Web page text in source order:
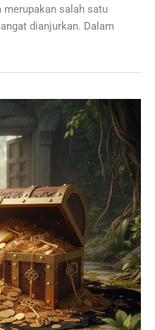
salah satu
dianjurkan. Dalam